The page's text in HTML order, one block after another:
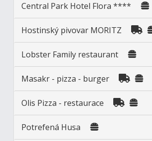
Central Park Hotel Flora ****
Hostinský pivovar MORITZ
Lobster Family restaurant
Masakr - pizza - burger
Olis Pizza - restaurace
Potrefená Husa